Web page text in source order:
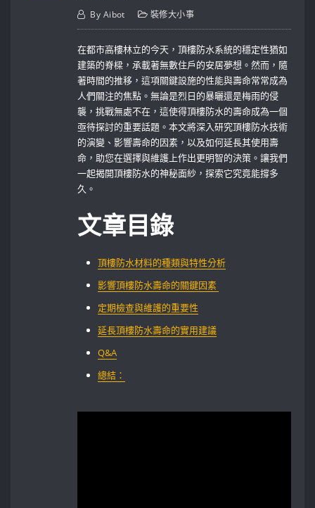
By Aibot 裝修大小事
在都市高樓林立的今天，頂樓防水系統的穩定性猶如
建築的脊樑，承載著無數住戶的安居夢想。然而，隨
著時間的推移，這項關鍵設施的性能與壽命常常成為
人們關注的焦點。無論是烈日的暴曬還是梅雨的侵
襲，挑戰無處不在，這使得頂樓防水的壽命成為一個
亟待探討的重要話題。本文將深入研究頂樓防水技術
的演變、影響壽命的因素，以及如何延長其使用壽
命，助您在選擇與維護上作出更明智的決策。讓我們
一起揭開頂樓防水的神秘面紗，探索它究竟能撐多
久。
文章目錄
頂樓防水材料的種類與特性分析
影響頂樓防水壽命的關鍵因素 ⁣
定期檢查與維護的重要性
延長頂樓防水壽命的實用建議
Q&A
總結：